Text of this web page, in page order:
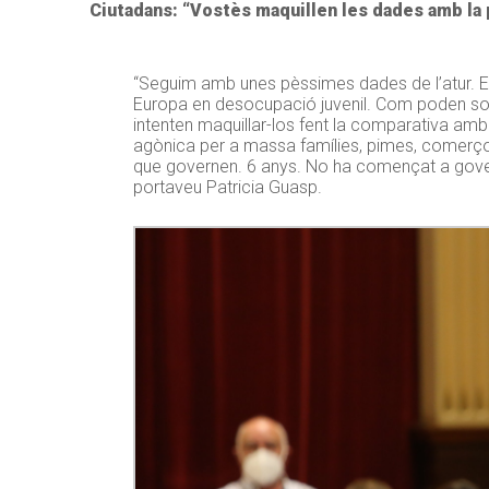
Ciutadans: “Vostès maquillen les dades amb
“Seguim amb unes pèssimes dades de
Europa en desocupació juvenil. Com poden
intenten maquillar-los fent la comparativa
agònica per a massa famílies, pimes,
que governen. 6 anys. No ha començat a
portaveu Patricia Guasp.